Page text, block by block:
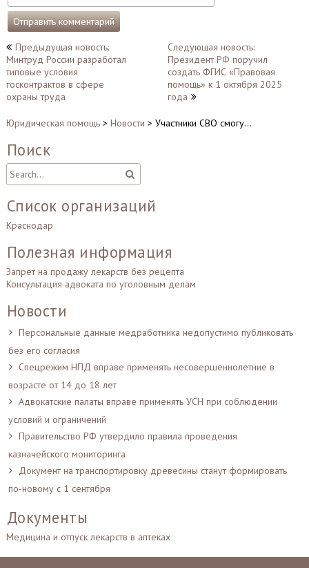
Навигация
по
записям
Предыдущая новость:
Минтруд России разработал
типовые условия
госконтрактов в сфере
охраны труда
Следующая новость:
Президент РФ поручил
создать ФГИС «Правовая
помощь» к 1 октября 2025
года
Юридическая помощь> Новости > Участники СВО смогу…
Поиск
Список организаций
Краснодар
Полезная информация
Запрет на продажу лекарств без рецепта
Консультация адвоката по уголовным делам
Новости
Персональные данные медработника недопустимо публиковать
без его согласия
Спецрежим НПД вправе применять несовершеннолетние в
возрасте от 14 до 18 лет
Адвокатские палаты вправе применять УСН при соблюдении
условий и ограничений
Правительство РФ утвердило правила проведения
казначейского мониторинга
Документ на транспортировку древесины станут формировать
по-новому с 1 сентября
Документы
Медицина и отпуск лекарств в аптеках